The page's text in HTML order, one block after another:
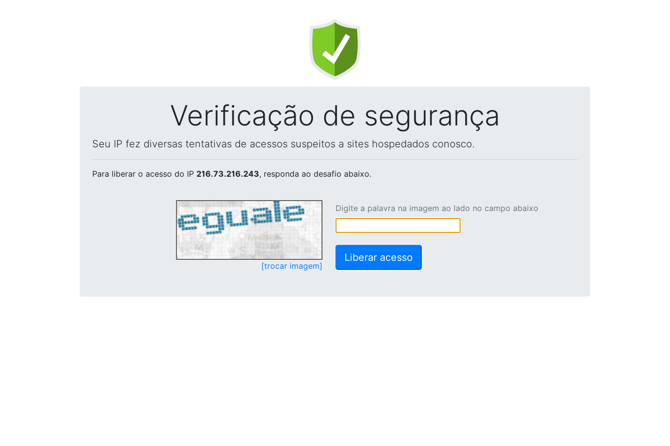
Verificação de segurança
Seu IP fez diversas tentativas de acessos suspeitos a sites hospedados conosco.
Para liberar o acesso do IP 216.73.216.243, responda ao desafio abaixo.
[trocar imagem]
Digite a palavra na imagem ao lado no campo abaixo